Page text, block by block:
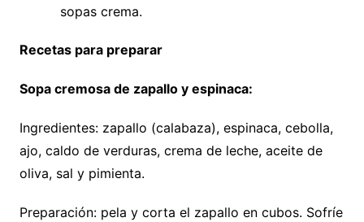
sopas crema.
Recetas para preparar
Sopa cremosa de zapallo y espinaca:
Ingredientes: zapallo (calabaza), espinaca, cebolla,
ajo, caldo de verduras, crema de leche, aceite de
oliva, sal y pimienta.
Preparación: pela y corta el zapallo en cubos. Sofríe